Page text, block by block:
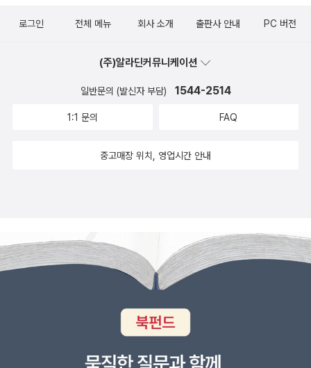
이 다양한 색깔이길 항상 바라고 있었다. 늘 밝고 예쁜 색깔
분들도 느끼길 원했다. 이 책은 그래서 골랐고, 나의 바람이
그래도 어느정도 담겨 있다고 생각한다. 나의 의도가 아이들
인 느낌이랄까. 내가 생각하고 있는 색깔과 기분이 대부분
의 다양한 기분이 더 다양한 색깔들과 연결되길 바란다. 그
로그인 전체 메뉴 회사 소개 출판사 안내 PC 버전
(주)알라딘커뮤니케이션
일반문의 (발신자 부담) 1544-2514
1:1 문의 FAQ
중고매장 위치, 영업시간 안내